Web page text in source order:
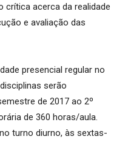
crítica acerca da realidade
e avaliação das
presencial regular no
serão
de 2017 ao 2º
de 360 horas/aula.
turno diurno, às sextas-